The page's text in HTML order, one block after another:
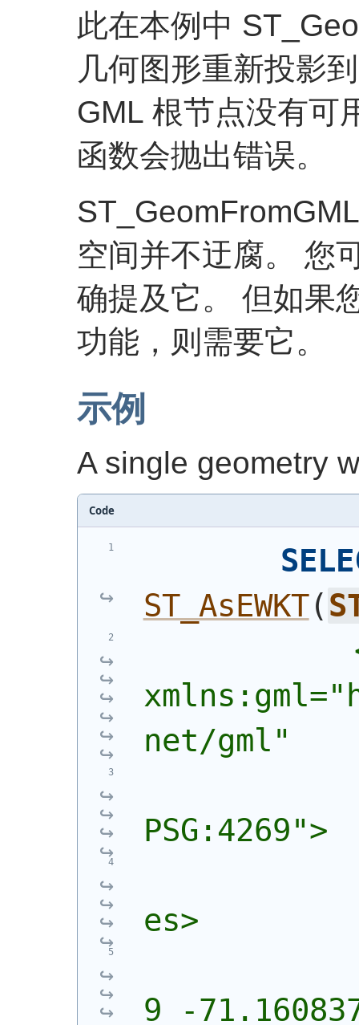
此在本例中
几何图形重新投影
GML 根节点没有可
函数会抛出错误。
空间并不迂腐。 您
确提及它。 但如果
功能，则需要它。
示例
A single geometry
Code
ST_AsEWKT(
net/gml"
PSG:4269">
es>
9 -